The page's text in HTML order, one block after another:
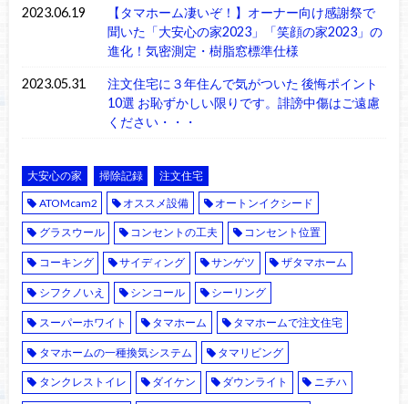
2023.06.19
【タマホーム凄いぞ！】オーナー向け感謝祭で
聞いた「大安心の家2023」「笑顔の家2023」の
進化！気密測定・樹脂窓標準仕様
2023.05.31
注文住宅に３年住んで気がついた 後悔ポイント
10選 お恥ずかしい限りです。誹謗中傷はご遠慮
ください・・・
大安心の家 掃除記録
注文住宅
ATOMcam2
オススメ設備 オートンイクシード
グラスウール コンセントの工夫 コンセント位置
コーキング サイディング サンゲツ ザタマホーム
シフクノいえ シンコール シーリング
スーパーホワイト タマホーム タマホームで注文住宅
タマホームの一種換気システム タマリビング
タンクレストイレ ダイケン ダウンライト ニチハ